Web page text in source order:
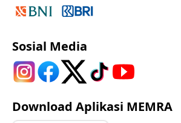
Sosial Media
Download Aplikasi MEMRA